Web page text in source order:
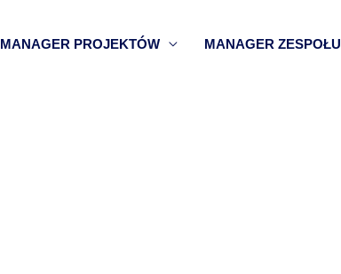
MANAGER PROJEKTÓW MANAGER ZESPOŁU